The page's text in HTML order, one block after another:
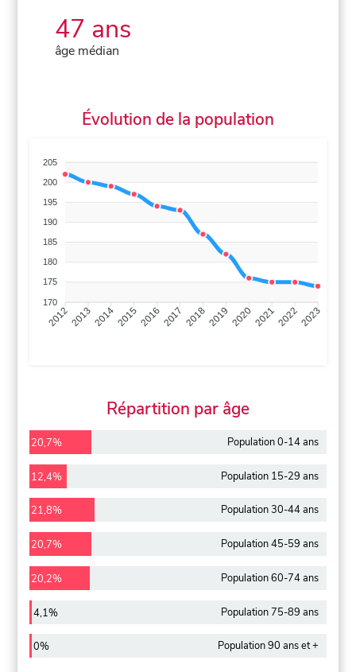
47 ans
âge médian
Évolution de la population
205
200
195
190
185
180
175
170
201220132014201520162017 20182019 2020202120222023
Répartition par âge
20,7% Population 0-14 ans
12,4% Population 15-29 ans
21,8% Population 30-44 ans
20,7% Population 45-59 ans
20,2% Population 60-74 ans
4,1% Population 75-89 ans
0% Population 90 ans et +